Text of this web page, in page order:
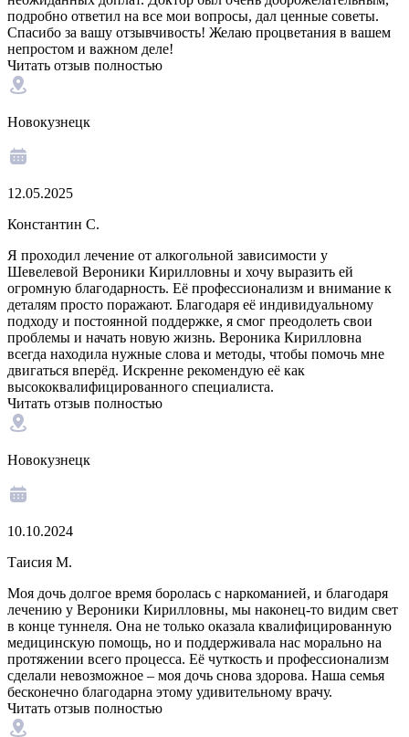
подробно ответил на все мои вопросы, дал ценные советы.
Спасибо за вашу отзывчивость! Желаю процветания в вашем
непростом и важном деле!
Читать отзыв полностью
Новокузнецк
12.05.2025
Константин С.
Я проходил лечение от алкогольной зависимости у
Шевелевой Вероники Кирилловны и хочу выразить ей
огромную благодарность. Её профессионализм и внимание к
деталям просто поражают. Благодаря её индивидуальному
подходу и постоянной поддержке, я смог преодолеть свои
проблемы и начать новую жизнь. Вероника Кирилловна
всегда находила нужные слова и методы, чтобы помочь мне
двигаться вперёд. Искренне рекомендую её как
высококвалифицированного специалиста.
Читать отзыв полностью
Новокузнецк
10.10.2024
Таисия М.
Моя дочь долгое время боролась с наркоманией, и благодаря
лечению у Вероники Кирилловны, мы наконец-то видим свет
в конце туннеля. Она не только оказала квалифицированную
медицинскую помощь, но и поддерживала нас морально на
протяжении всего процесса. Её чуткость и профессионализм
сделали невозможное – моя дочь снова здорова. Наша семья
бесконечно благодарна этому удивительному врачу.
Читать отзыв полностью